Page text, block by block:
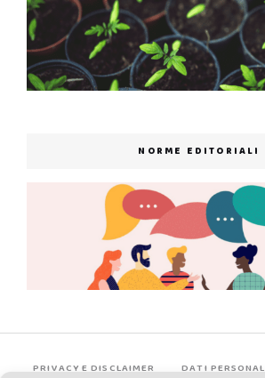
NORME EDITORIALI
PRIVACY E DISCLAIMER DATI